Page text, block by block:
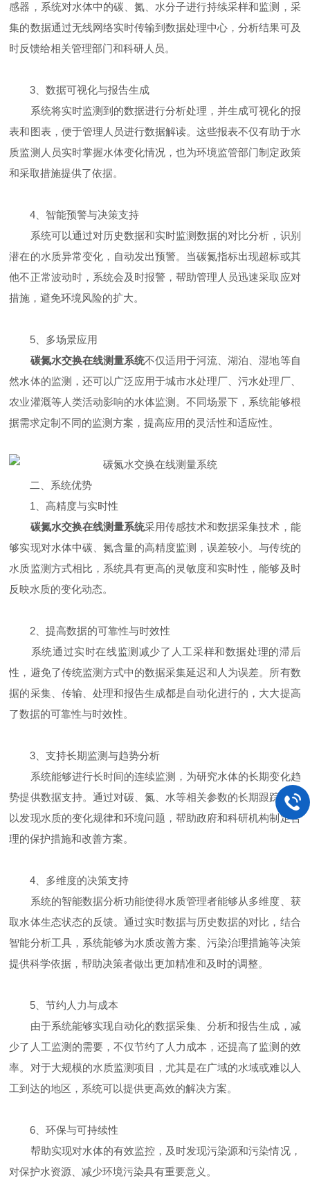
感器，系统对水体中的碳、氮、水分子进行持续采样和监测，采
集的数据通过无线网络实时传输到数据处理中心，分析结果可及
时反馈给相关管理部门和科研人员。
3、数据可视化与报告生成
系统将实时监测到的数据进行分析处理，并生成可视化的报
表和图表，便于管理人员进行数据解读。这些报表不仅有助于水
质监测人员实时掌握水体变化情况，也为环境监管部门制定政策
和采取措施提供了依据。
4、智能预警与决策支持
系统可以通过对历史数据和实时监测数据的对比分析，识别
潜在的水质异常变化，自动发出预警。当碳氮指标出现超标或其
他不正常波动时，系统会及时报警，帮助管理人员迅速采取应对
措施，避免环境风险的扩大。
5、多场景应用
碳氮水交换在线测量系统不仅适用于河流、湖泊、湿地等自
然水体的监测，还可以广泛应用于城市水处理厂、污水处理厂、
农业灌溉等人类活动影响的水体监测。不同场景下，系统能够根
据需求定制不同的监测方案，提高应用的灵活性和适应性。
二、系统优势
1、高精度与实时性
碳氮水交换在线测量系统采用传感技术和数据采集技术，能
够实现对水体中碳、氮含量的高精度监测，误差较小。与传统的
水质监测方式相比，系统具有更高的灵敏度和实时性，能够及时
反映水质的变化动态。
2、提高数据的可靠性与时效性
系统通过实时在线监测减少了人工采样和数据处理的滞后
性，避免了传统监测方式中的数据采集延迟和人为误差。所有数
据的采集、传输、处理和报告生成都是自动化进行的，大大提高
了数据的可靠性与时效性。
3、支持长期监测与趋势分析
系统能够进行长时间的连续监测，为研究水体的长期变化趋
势提供数据支持。通过对碳、氮、水等相关参数的长期跟踪，可
以发现水质的变化规律和环境问题，帮助政府和科研机构制定合
理的保护措施和改善方案。
4、多维度的决策支持
系统的智能数据分析功能使得水质管理者能够从多维度、获
取水体生态状态的反馈。通过实时数据与历史数据的对比，结合
智能分析工具，系统能够为水质改善方案、污染治理措施等决策
提供科学依据，帮助决策者做出更加精准和及时的调整。
5、节约人力与成本
由于系统能够实现自动化的数据采集、分析和报告生成，减
少了人工监测的需要，不仅节约了人力成本，还提高了监测的效
率。对于大规模的水质监测项目，尤其是在广域的水域或难以人
工到达的地区，系统可以提供更高效的解决方案。
6、环保与可持续性
帮助实现对水体的有效监控，及时发现污染源和污染情况，
对保护水资源、减少环境污染具有重要意义。